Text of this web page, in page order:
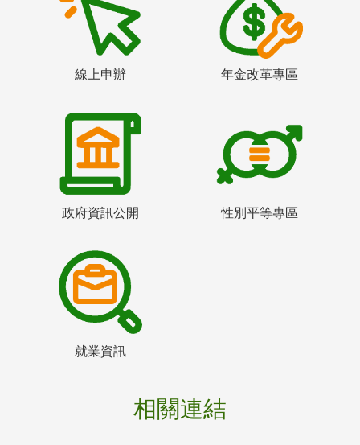
線上申辦 年金改革專區
政府資訊公開 性別平等專區
就業資訊
相關連結